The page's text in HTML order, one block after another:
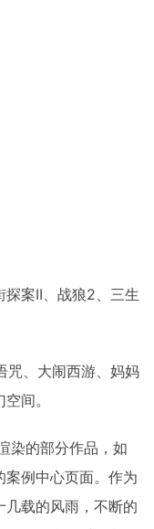
案II、战狼2、三生
咒、大闹西游、妈妈
间。
染的部分作品，如
例中心页面。作为
几载的风雨，不断的